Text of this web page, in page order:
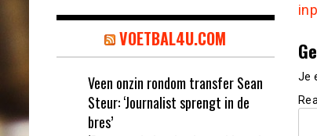
Je
VOETBAL4U.COM
Veen onzin rondom transfer Sean
Steur: ‘Journalist sprengt in de
bres’